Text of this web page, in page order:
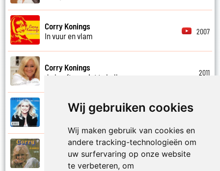
Wij gebruiken cookies
Wij maken gebruik van cookies en
andere tracking-technologieën om
uw surfervaring op onze website
te verbeteren, om
Corry Konings
In vuur en vlam
2007
Corry Konings
Je hoeft me niet te bellen
2011
Corry Konings
Je kan je leven nooit meer overdoen
Je moedertje